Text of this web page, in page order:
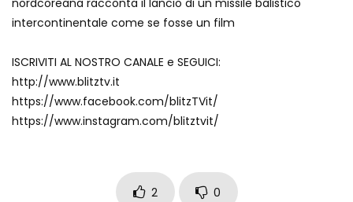
Due navi USA si scontrano in mare
nordcoreana racconta il lancio di un missile balistico
intercontinentale come se fosse un film
ISCRIVITI AL NOSTRO CANALE e SEGUICI:
http://www.blitztv.it
https://www.facebook.com/blitzTVit/
https://www.instagram.com/blitztvit/
2 0